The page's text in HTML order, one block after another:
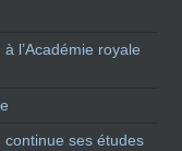
l’Académie royale
continue ses études